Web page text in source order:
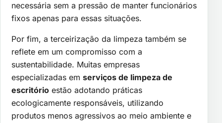
necessária sem a pressão de manter funcionários
fixos apenas para essas situações.
Por fim, a terceirização da limpeza também se
reflete em um compromisso com a
sustentabilidade. Muitas empresas
especializadas em serviços de limpeza de
escritório estão adotando práticas
ecologicamente responsáveis, utilizando
produtos menos agressivos ao meio ambiente e